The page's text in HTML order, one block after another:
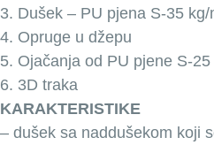
3. Dušek – PU pjena S-35 kg/
4. Opruge u džepu
5. Ojačanja od PU pjene S-25
6. 3D traka
KARAKTERISTIKE
– dušek sa naddušekom koji